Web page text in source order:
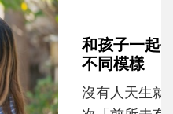
男人│讀懂父親的
！男人總是在一次